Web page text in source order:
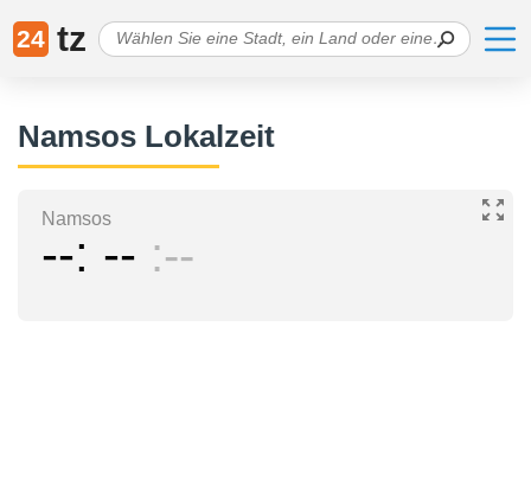
24 tz
Namsos Lokalzeit
Namsos
-- -- --